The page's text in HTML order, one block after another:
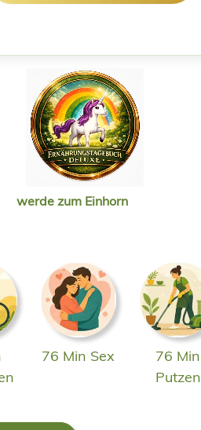
werde zum Einhorn
76 Min Sex
76 Min
Putzen